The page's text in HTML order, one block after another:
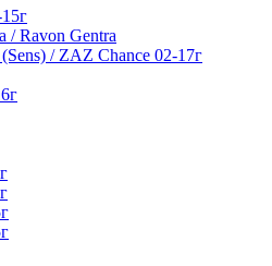
/ Ravon Gentra
/ ZAZ Chance 02-17г